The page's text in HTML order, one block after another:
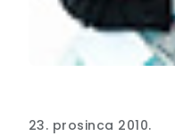
23. prosinca 2010.